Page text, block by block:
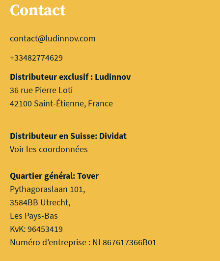
Contact
contact@ludinnov.com
+33482774629
Distributeur exclusif : Ludinnov
36 rue Pierre Loti
42100 Saint-Étienne, France
Distributeur en Suisse: Dividat
Voir les coordonnées
Quartier général: Tover
Pythagoraslaan 101,
3584BB Utrecht,
Les Pays-Bas
KvK: 96453419
Numéro d’entreprise : NL867617366B01